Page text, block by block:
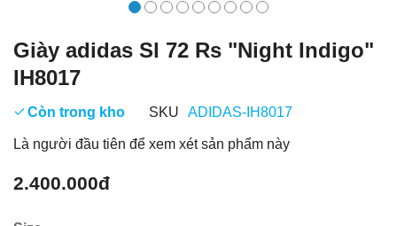
Giày adidas Sl 72 Rs "Night Indigo"
IH8017
Còn trong kho SKU ADIDAS-IH8017
Là người đầu tiên để xem xét sản phẩm này
2.400.000đ